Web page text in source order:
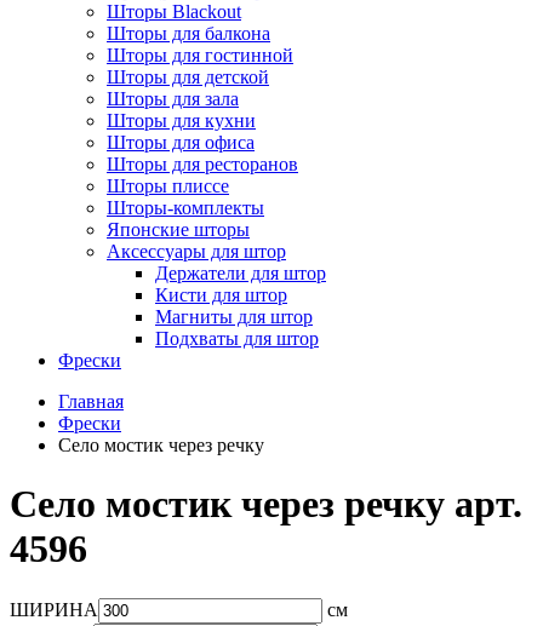
Шторы Blackout
Шторы для балкона
Шторы для гостинной
Шторы для детской
Шторы для зала
Шторы для кухни
Шторы для офиса
Шторы для ресторанов
Шторы плиссе
Шторы-комплекты
Японские шторы
Аксессуары для штор
Держатели для штор
Кисти для штор
Магниты для штор
Подхваты для штор
Фрески
Главная
Фрески
Село мостик через речку
Село мостик через речку арт.
4596
ШИРИНА
см